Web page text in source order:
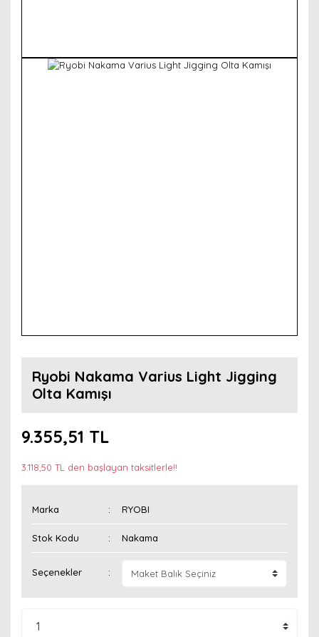
Ryobi Nakama Varius Light Jigging
Olta Kamışı
9.355,51 TL
3.118,50 TL den başlayan taksitlerle!!
Marka RYOBI
Stok Kodu Nakama
Seçenekler